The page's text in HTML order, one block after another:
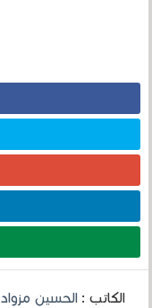
الكاتب :الحسين مزواد